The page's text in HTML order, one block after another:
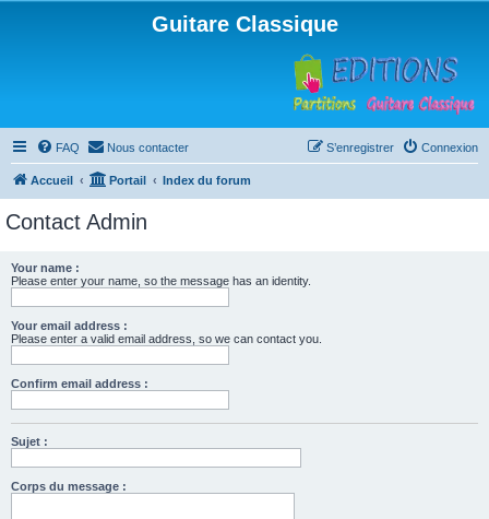
Guitare Classique
FAQ Nous contacter Connexion
S’enregistrer
Accueil Portail Index du forum
Contact Admin
Your name :
Please enter your name, so the message has an identity.
Your email address :
Please enter a valid email address, so we can contact you.
Confirm email address :
Sujet :
Corps du message :